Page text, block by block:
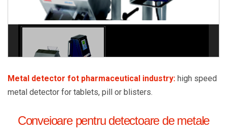
Metal detector fot pharmaceutical industry: high speed
metal detector for tablets, pill or blisters.
Conveioare pentru detectoare de metale